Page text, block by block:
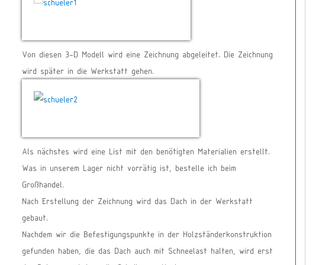
Von diesen 3-D Modell wird eine Zeichnung abgeleitet. Die Zeichnung
wird später in die Werkstatt gehen.
Als nächstes wird eine List mit den benötigten Materialien erstellt.
Was in unserem Lager nicht vorrätig ist, bestelle ich beim
Großhandel.
Nach Erstellung der Zeichnung wird das Dach in der Werkstatt
gebaut.
Nachdem wir die Befestigungspunkte in der Holzständerkonstruktion
gefunden haben, die das Dach auch mit Schneelast halten, wird erst